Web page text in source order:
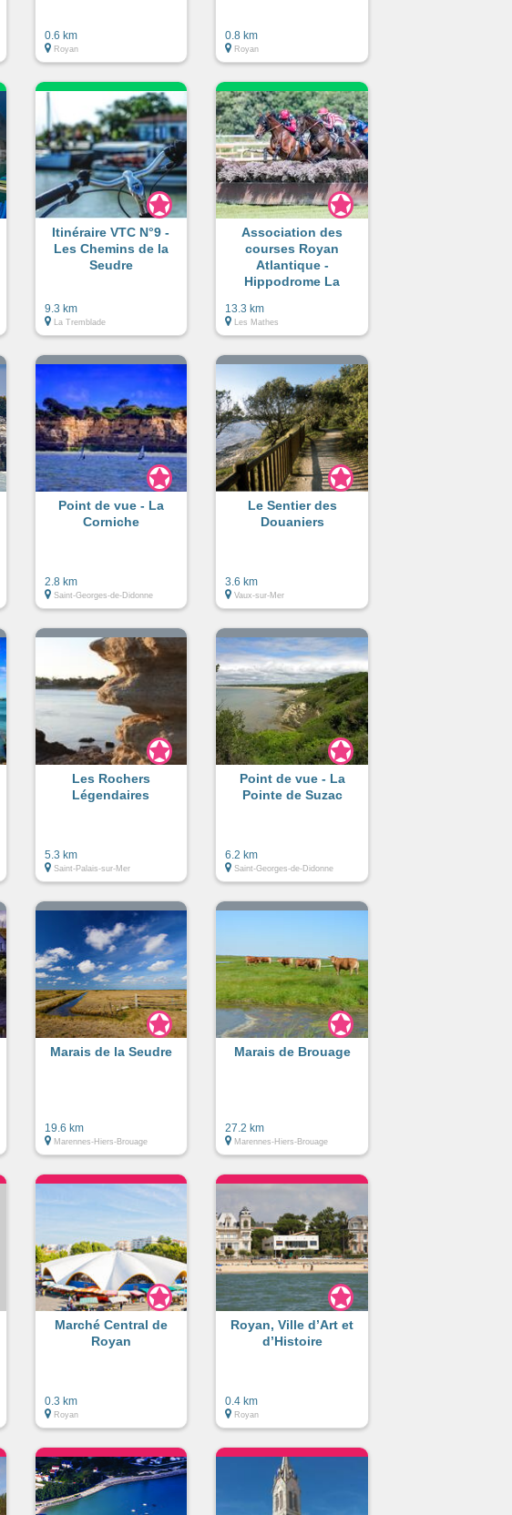
0.6 km
Royan
0.8 km
Royan
Itinéraire VTC N°9 -
Les Chemins de la
Seudre
9.3 km
La Tremblade
Association des
courses Royan
Atlantique -
Hippodrome La
13.3 km
Les Mathes
Point de vue - La
Corniche
2.8 km
Saint-Georges-de-Didonne
Le Sentier des
Douaniers
3.6 km
Vaux-sur-Mer
Les Rochers
Légendaires
5.3 km
Saint-Palais-sur-Mer
Point de vue - La
Pointe de Suzac
6.2 km
Saint-Georges-de-Didonne
Marais de la Seudre
19.6 km
Marennes-Hiers-Brouage
Marais de Brouage
27.2 km
Marennes-Hiers-Brouage
Marché Central de
Royan
0.3 km
Royan
Royan, Ville d’Art et
d’Histoire
0.4 km
Royan